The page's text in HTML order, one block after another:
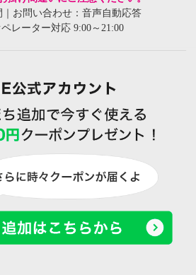
｜お問い合わせ：音声自動応答
レーター対応 9:00～21:00